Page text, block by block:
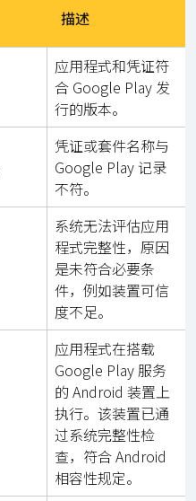
描述
应用程式和凭证符
合 Google Play 发
行的版本。
凭证或套件名称与
Google Play 记录
不符。
系统无法评估应用
程式完整性，原因
是未符合必要条
件，例如装置可信
度不足。
应用程式在搭载
Google Play 服务
的 Android 装置上
执行。该装置已通
过系统完整性检
查，符合 Android
相容性规定。